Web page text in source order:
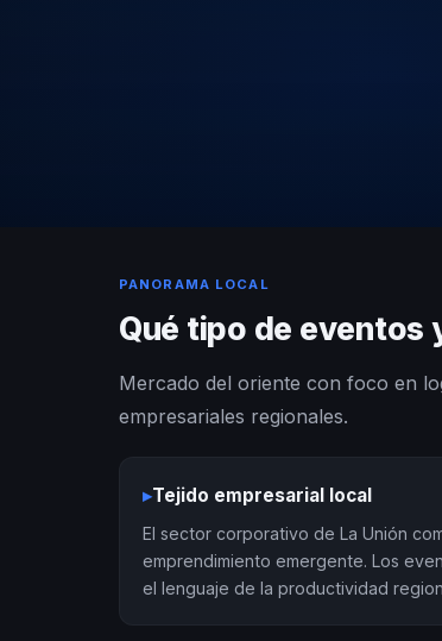
PANORAMA LOCAL
Qué tipo de eventos
Mercado del oriente con foco en
empresariales regionales.
▸Tejido empresarial local
El sector corporativo de La Unión
emprendimiento emergente. Los
el lenguaje de la productividad